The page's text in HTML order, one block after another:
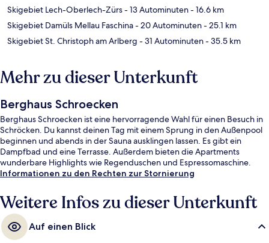
Skigebiet Lech-Oberlech-Zürs- 13 Autominuten- 16.6 km
Skigebiet Damüls Mellau Faschina- 20 Autominuten- 25.1 km
Skigebiet St. Christoph am Arlberg - 31 Autominuten- 35.5 km
Mehr zu dieser Unterkunft
Berghaus Schroecken
Berghaus Schroecken ist eine hervorragende Wahl für einen Besuch in
Schröcken. Du kannst deinen Tag mit einem Sprung in den Außenpool
beginnen und abends in der Sauna ausklingen lassen. Es gibt ein
Dampfbad und eine Terrasse. Außerdem bieten die Apartments
wunderbare Highlights wie Regenduschen und Espressomaschine.
Informationen zu den Rechten zur Stornierung
Weitere Infos zu dieser Unterkunft
Auf einen Blick